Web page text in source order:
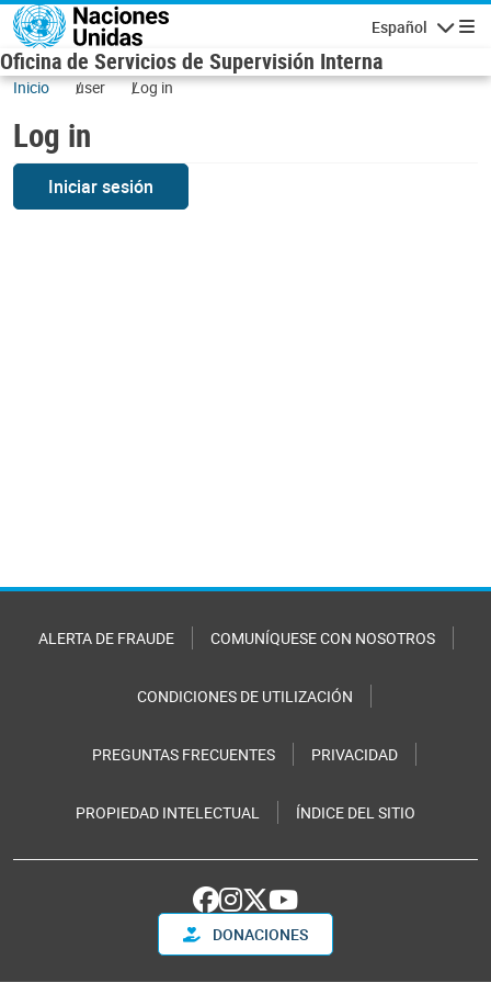
Skip to main content
Español
Oficina de Servicios de Supervisión Interna
Inicio user Log in
Log in
Iniciar sesión
ALERTA DE FRAUDE COMUNÍQUESE CON NOSOTROS
CONDICIONES DE UTILIZACIÓN
PREGUNTAS FRECUENTES PRIVACIDAD
PROPIEDAD INTELECTUAL ÍNDICE DEL SITIO
DONACIONES